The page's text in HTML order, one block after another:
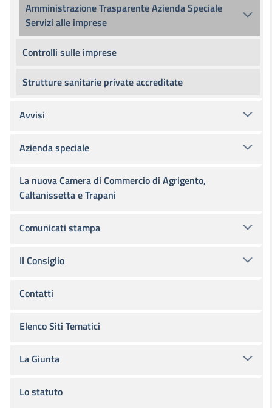
Amministrazione Trasparente Azienda Speciale
Servizi alle imprese
Controlli sulle imprese
Strutture sanitarie private accreditate
Avvisi
Azienda speciale
La nuova Camera di Commercio di Agrigento,
Caltanissetta e Trapani
Comunicati stampa
Il Consiglio
Contatti
Elenco Siti Tematici
La Giunta
Lo statuto